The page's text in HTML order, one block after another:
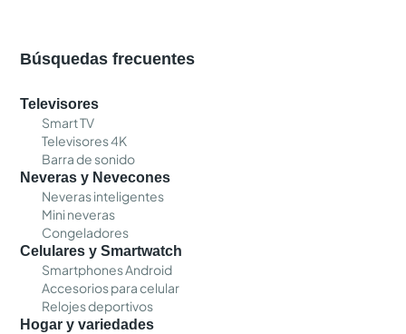
Búsquedas frecuentes
Televisores
Smart TV
Televisores 4K
Barra de sonido
Neveras y Nevecones
Neveras inteligentes
Mini neveras
Congeladores
Celulares y Smartwatch
Smartphones Android
Accesorios para celular
Relojes deportivos
Hogar y variedades